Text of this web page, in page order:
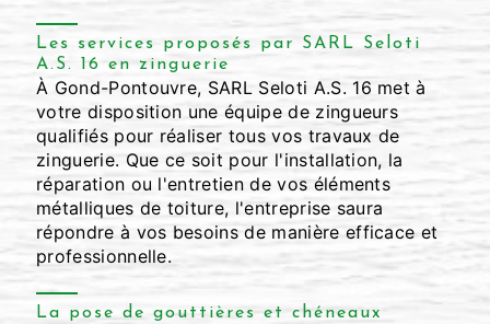
Les services proposés par SARL Seloti
A.S. 16 en zinguerie
À Gond-Pontouvre, SARL Seloti A.S. 16 met à
votre disposition une équipe de zingueurs
qualifiés pour réaliser tous vos travaux de
zinguerie. Que ce soit pour l'installation, la
réparation ou l'entretien de vos éléments
métalliques de toiture, l'entreprise saura
répondre à vos besoins de manière efficace et
professionnelle.
La pose de gouttières et chéneaux